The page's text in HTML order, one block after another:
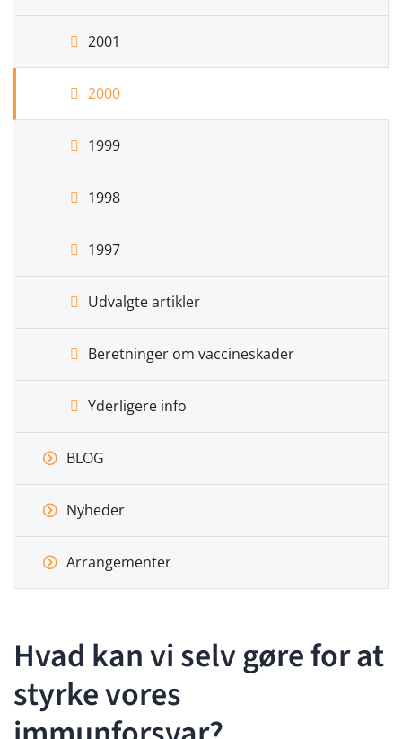
2001
2000
1999
1998
1997
Udvalgte artikler
Beretninger om vaccineskader
Yderligere info
BLOG
Nyheder
Arrangementer
Hvad kan vi selv gøre for at
styrke vores